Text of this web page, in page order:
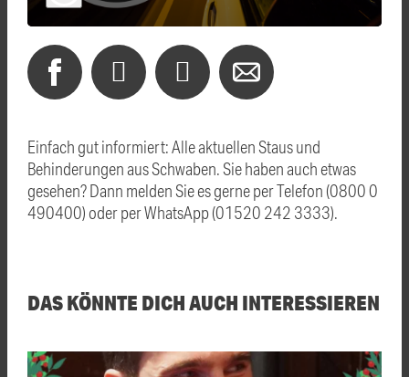
Einfach gut informiert: Alle aktuellen Staus und
Behinderungen aus Schwaben. Sie haben auch etwas
gesehen? Dann melden Sie es gerne per Telefon (0800 0
490400) oder per WhatsApp (01520 242 3333).
DAS KÖNNTE DICH AUCH INTERESSIEREN